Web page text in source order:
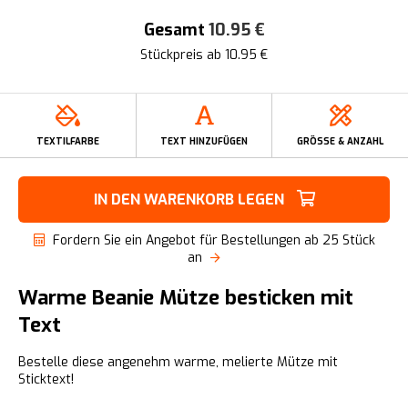
Gesamt 10.95 €
Stückpreis ab 10.95 €
TEXTILFARBE TEXT HINZUFÜGEN GRÖSSE & ANZAHL
IN DEN WARENKORB LEGEN
Fordern Sie ein Angebot für Bestellungen ab 25 Stück
an
Warme Beanie Mütze besticken mit
Text
Bestelle diese angenehm warme, melierte Mütze mit
Sticktext!